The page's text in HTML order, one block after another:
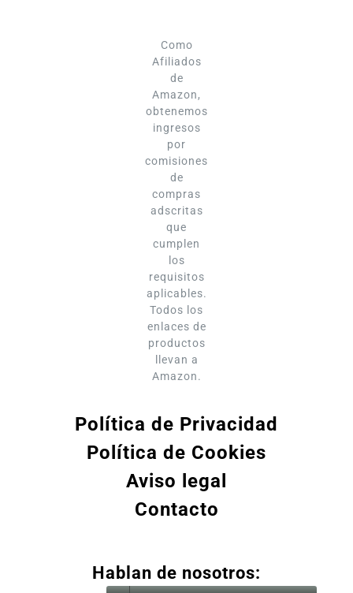
Como
Afiliados
de
Amazon,
obtenemos
ingresos
por
comisiones
de
compras
adscritas
que
cumplen
los
requisitos
aplicables.
Todos los
enlaces de
productos
llevan a
Amazon.
Política de Privacidad
Política de Cookies
Aviso legal
Contacto
Hablan de nosotros: